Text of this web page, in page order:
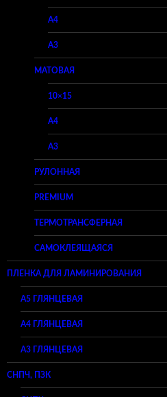
A4
A3
МАТОВАЯ
10×15
A4
A3
РУЛОННАЯ
PREMIUM
ТЕРМОТРАНСФЕРНАЯ
САМОКЛЕЯЩАЯСЯ
ПЛЕНКА ДЛЯ ЛАМИНИРОВАНИЯ
A5 ГЛЯНЦЕВАЯ
А4 ГЛЯНЦЕВАЯ
A3 ГЛЯНЦЕВАЯ
СНПЧ, ПЗК